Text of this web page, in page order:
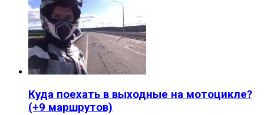
Куда поехать в выходные на мотоцикле?
(+9 маршрутов)